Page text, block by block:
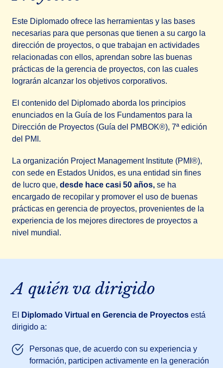
Este Diplomado ofrece las herramientas y las bases
necesarias para que personas que tienen a su cargo la
dirección de proyectos, o que trabajan en actividades
relacionadas con ellos, aprendan sobre las buenas
prácticas de la gerencia de proyectos, con las cuales
lograrán alcanzar los objetivos corporativos.
El contenido del Diplomado aborda los principios
enunciados en la Guía de los Fundamentos para la
Dirección de Proyectos (Guía del PMBOK®), 7ª edición
del PMI.
La organización Project Management Institute (PMI®),
con sede en Estados Unidos, es una entidad sin fines
de lucro que, desde hace casi 50 años, se ha
encargado de recopilar y promover el uso de buenas
prácticas en gerencia de proyectos, provenientes de la
experiencia de los mejores directores de proyectos a
nivel mundial.
A quién va dirigido
El Diplomado Virtual en Gerencia de Proyectos está
dirigido a:
Personas que, de acuerdo con su experiencia y
formación, participen activamente en la generación